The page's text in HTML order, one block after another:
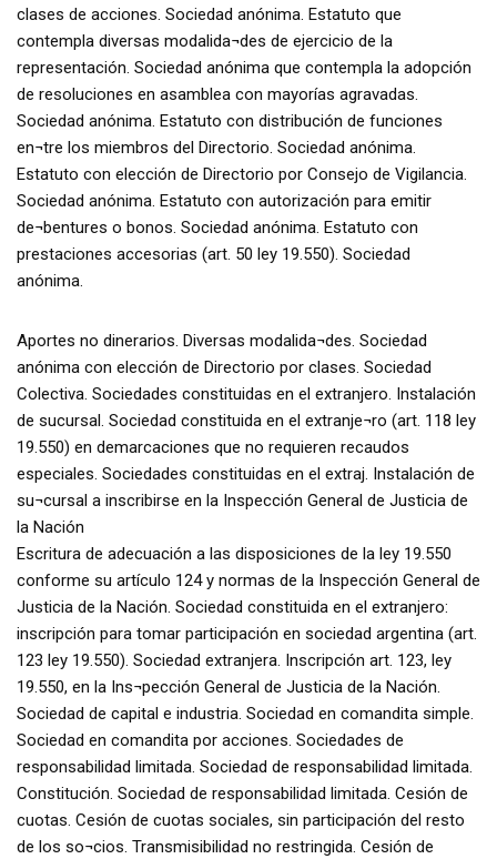
clases de acciones. Sociedad anónima. Estatuto que
contempla diversas modalida¬des de ejercicio de la
representación. Sociedad anónima que contempla la adopción
de resoluciones en asamblea con mayorías agravadas.
Sociedad anónima. Estatuto con distribución de funciones
en¬tre los miembros del Directorio. Sociedad anónima.
Estatuto con elección de Directorio por Consejo de Vigilancia.
Sociedad anónima. Estatuto con autorización para emitir
de¬bentures o bonos. Sociedad anónima. Estatuto con
prestaciones accesorias (art. 50 ley 19.550). Sociedad
anónima.
Aportes no dinerarios. Diversas modalida¬des. Sociedad
anónima con elección de Directorio por clases. Sociedad
Colectiva. Sociedades constituidas en el extranjero. Instalación
de sucursal. Sociedad constituida en el extranje¬ro (art. 118 ley
19.550) en demarcaciones que no requieren recaudos
especiales. Sociedades constituidas en el extraj. Instalación de
su¬cursal a inscribirse en la Inspección General de Justicia de
la Nación
Escritura de adecuación a las disposiciones de la ley 19.550
conforme su artículo 124 y normas de la Inspección General de
Justicia de la Nación. Sociedad constituida en el extranjero:
inscripción para tomar participación en sociedad argentina (art.
123 ley 19.550). Sociedad extranjera. Inscripción art. 123, ley
19.550, en la Ins¬pección General de Justicia de la Nación.
Sociedad de capital e industria. Sociedad en comandita simple.
Sociedad en comandita por acciones. Sociedades de
responsabilidad limitada. Sociedad de responsabilidad limitada.
Constitución. Sociedad de responsabilidad limitada. Cesión de
cuotas. Cesión de cuotas sociales, sin participación del resto
de los so¬cios. Transmisibilidad no restringida. Cesión de